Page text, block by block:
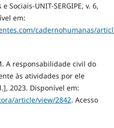
Sociais-UNIT-SERGIPE, v. 6,
em:
cadernohumanas/
A responsabilidade civil do
às atividades por ele
2023. Disponível em:
article/view/2842. Acesso